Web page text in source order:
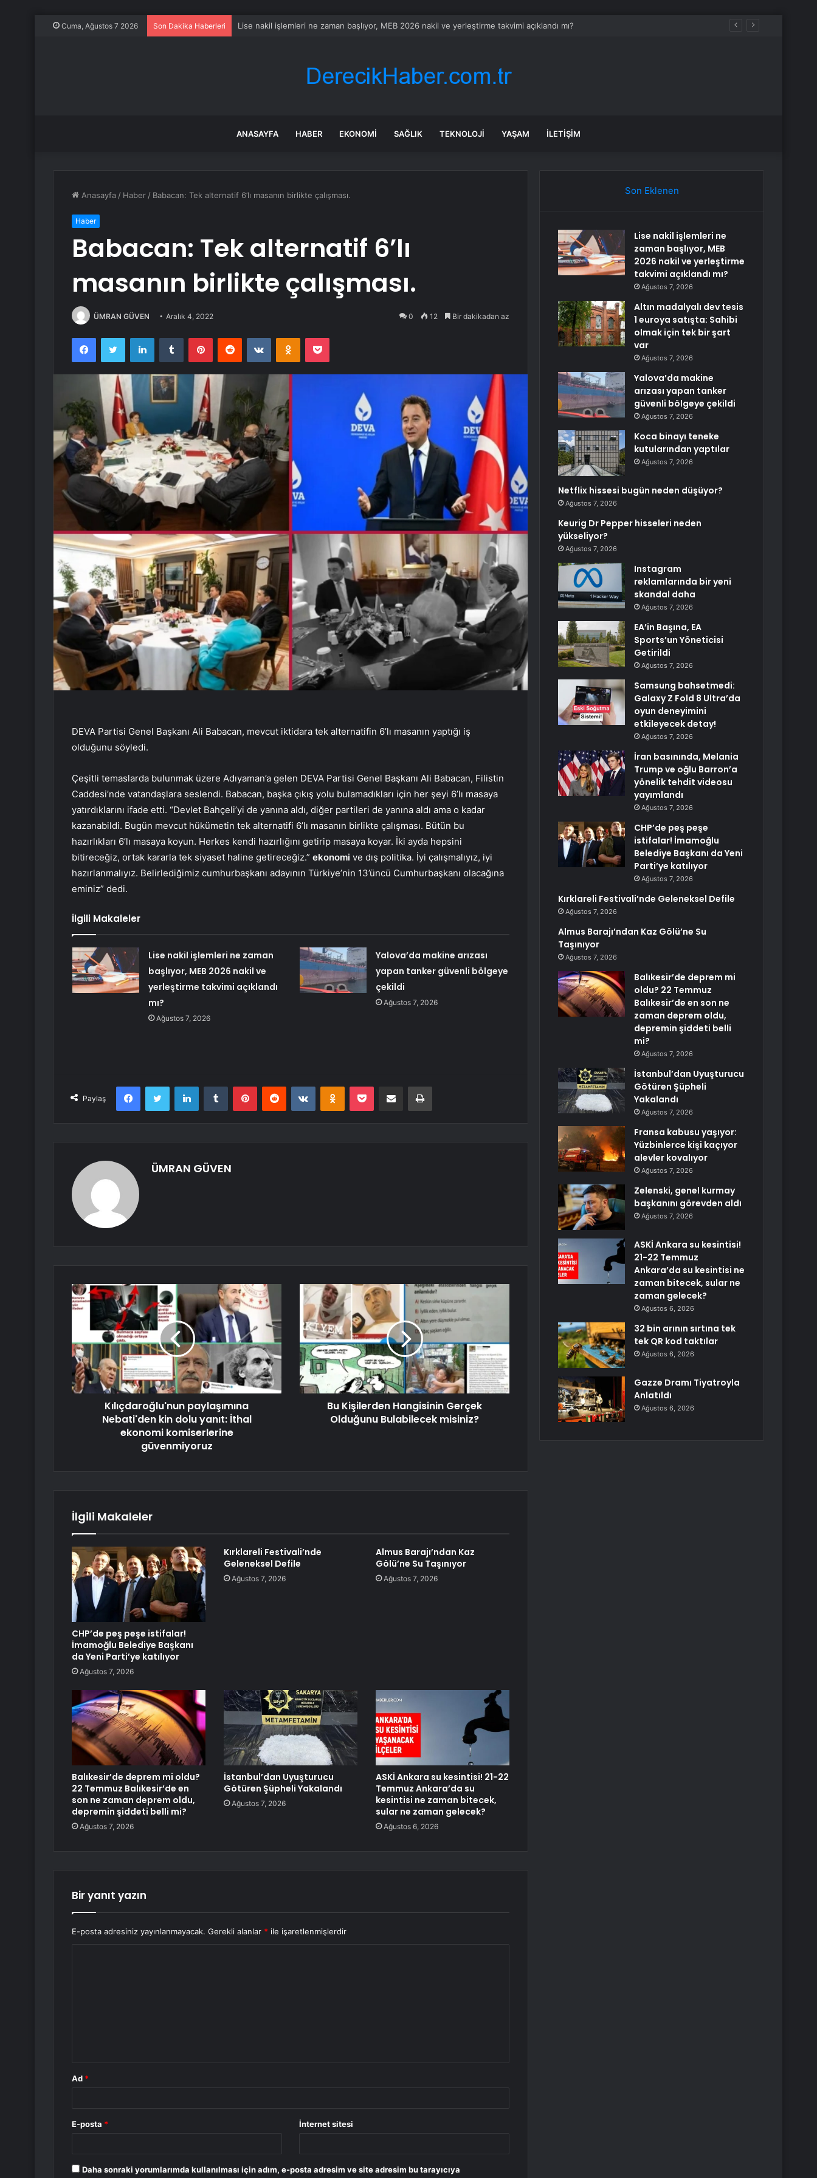
Cuma, Ağustos 7 2026 Son Dakika Haberleri Altın madalyalı dev tesis 1 euroya satışta: Sahibi olmak için tek bir şart var
ANASAYFA HABER EKONOMI SAĞLIK TEKNOLOJI YAŞAM İLETIŞIM
Anasayfa / Haber / Babacan: Tek alternatif 6’lı masanın birlikte çalışması.
Haber
Babacan: Tek alternatif 6’lı
masanın birlikte çalışması.
ÜMRAN GÜVEN Aralık 4, 2022 0 12 Bir dakikadan az
FacebookTwitter LinkedInTumblr PinterestReddit VKontakteOdnoklassniki
Pocket
DEVA Partisi Genel Başkanı Ali Babacan, mevcut iktidara tek alternatifin 6’lı masanın yaptığı iş
olduğunu söyledi.
Çeşitli temaslarda bulunmak üzere Adıyaman’a gelen DEVA Partisi Genel Başkanı Ali Babacan, Filistin
Caddesi’nde vatandaşlara seslendi. Babacan, başka çıkış yolu bulamadıkları için her şeyi 6’lı masaya
yatırdıklarını ifade etti. “Devlet Bahçeli’yi de yanına aldı, diğer partileri de yanına aldı ama o kadar
kazanabildi. Bugün mevcut hükümetin tek alternatifi 6’lı masanın birlikte çalışması. Bütün bu
hazırlıkları 6’lı masaya koyun. Herkes kendi hazırlığını getirip masaya koyar. İki ayda hepsini
bitireceğiz, ortak kararla tek siyaset haline getireceğiz.” ekonomi ve dış politika. İyi çalışmalıyız, iyi
hazırlanmalıyız. Belirlediğimiz cumhurbaşkanı adayının Türkiye’nin 13’üncü Cumhurbaşkanı olacağına
eminiz” dedi.
İlgili Makaleler
Lise nakil işlemleri ne zaman
başlıyor, MEB 2026 nakil ve
yerleştirme takvimi açıklandı
mı?
Ağustos 7, 2026
Yalova’da makine arızası
yapan tanker güvenli bölgeye
çekildi
Ağustos 7, 2026
Paylaş
FacebookTwitter LinkedInTumblr PinterestReddit VKontakteOdnoklassniki
Pocket E-Posta ile paylaş Yazdır
ÜMRAN GÜVEN
Kılıçdaroğlu'nun paylaşımına
Nebati'den kin dolu yanıt: İthal
ekonomi komiserlerine
güvenmiyoruz
Bu Kişilerden Hangisinin Gerçek
Olduğunu Bulabilecek misiniz?
İlgili Makaleler
CHP’de peş peşe istifalar!
İmamoğlu Belediye Başkanı
da Yeni Parti’ye katılıyor
Ağustos 7, 2026
Kırklareli Festivali’nde
Geleneksel Defile
Ağustos 7, 2026
Almus Barajı’ndan Kaz
Gölü’ne Su Taşınıyor
Ağustos 7, 2026
Balıkesir’de deprem mi oldu?
22 Temmuz Balıkesir’de en
son ne zaman deprem oldu,
depremin şiddeti belli mi?
Ağustos 7, 2026
İstanbul’dan Uyuşturucu
Götüren Şüpheli Yakalandı
Ağustos 7, 2026
ASKİ Ankara su kesintisi! 21-22
Temmuz Ankara’da su
kesintisi ne zaman bitecek,
sular ne zaman gelecek?
Ağustos 6, 2026
Bir yanıt yazın
E-posta adresiniz yayınlanmayacak. Gerekli alanlar * ile işaretlenmişlerdir
Ad *
E-posta * İnternet sitesi
Daha sonraki yorumlarımda kullanılması için adım, e-posta adresim ve site adresim bu tarayıcıya
Son Eklenen
Lise nakil işlemleri ne
zaman başlıyor, MEB
2026 nakil ve yerleştirme
takvimi açıklandı mı?
Ağustos 7, 2026
Altın madalyalı dev tesis
1 euroya satışta: Sahibi
olmak için tek bir şart
var
Ağustos 7, 2026
Yalova’da makine
arızası yapan tanker
güvenli bölgeye çekildi
Ağustos 7, 2026
Koca binayı teneke
kutularından yaptılar
Ağustos 7, 2026
Netflix hissesi bugün neden düşüyor?
Ağustos 7, 2026
Keurig Dr Pepper hisseleri neden
yükseliyor?
Ağustos 7, 2026
Instagram
reklamlarında bir yeni
skandal daha
Ağustos 7, 2026
EA’in Başına, EA
Sports’un Yöneticisi
Getirildi
Ağustos 7, 2026
Samsung bahsetmedi:
Galaxy Z Fold 8 Ultra’da
oyun deneyimini
etkileyecek detay!
Ağustos 7, 2026
İran basınında, Melania
Trump ve oğlu Barron’a
yönelik tehdit videosu
yayımlandı
Ağustos 7, 2026
CHP’de peş peşe
istifalar! İmamoğlu
Belediye Başkanı da Yeni
Parti’ye katılıyor
Ağustos 7, 2026
Kırklareli Festivali’nde Geleneksel Defile
Ağustos 7, 2026
Almus Barajı’ndan Kaz Gölü’ne Su
Taşınıyor
Ağustos 7, 2026
Balıkesir’de deprem mi
oldu? 22 Temmuz
Balıkesir’de en son ne
zaman deprem oldu,
depremin şiddeti belli
mi?
Ağustos 7, 2026
İstanbul’dan Uyuşturucu
Götüren Şüpheli
Yakalandı
Ağustos 7, 2026
Fransa kabusu yaşıyor:
Yüzbinlerce kişi kaçıyor
alevler kovalıyor
Ağustos 7, 2026
Zelenski, genel kurmay
başkanını görevden aldı
Ağustos 7, 2026
ASKİ Ankara su kesintisi!
21-22 Temmuz
Ankara’da su kesintisi ne
zaman bitecek, sular ne
zaman gelecek?
Ağustos 6, 2026
32 bin arının sırtına tek
tek QR kod taktılar
Ağustos 6, 2026
Gazze Dramı Tiyatroyla
Anlatıldı
Ağustos 6, 2026